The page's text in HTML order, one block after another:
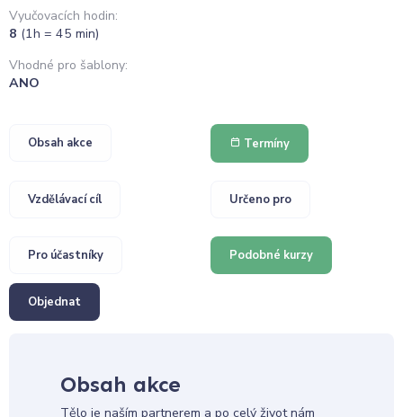
Vyučovacích hodin:
8 (1h = 45 min)
Vhodné pro šablony:
ANO
Obsah akce Termíny
Vzdělávací cíl Určeno pro
Pro účastníky Podobné kurzy
Objednat
Obsah akce
Tělo je naším partnerem a po celý život nám